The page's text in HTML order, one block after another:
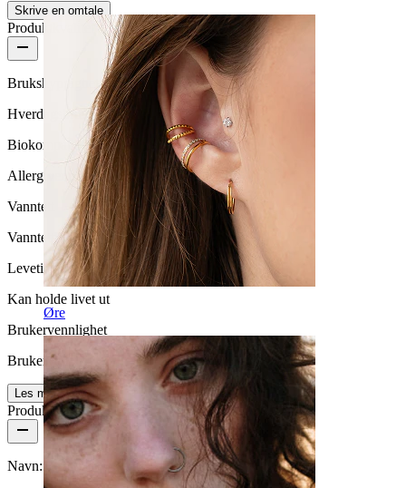
Øre
Skrive en omtale
Produktkvalitet
Brukshyppighet
Hverdagsbruk
Biokompatibilitet
Allergivennlig
Vanntett
Vanntett
Levetid
Kan holde livet ut
Brukervennlighet
Brukervennligt
Les mer
Produktdetaljer
Navn: Titanring med lenkedetalj